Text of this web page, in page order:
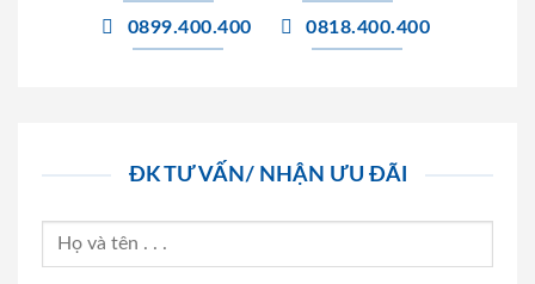
0899.400.400 0818.400.400
ĐK TƯ VẤN/ NHẬN ƯU ĐÃI